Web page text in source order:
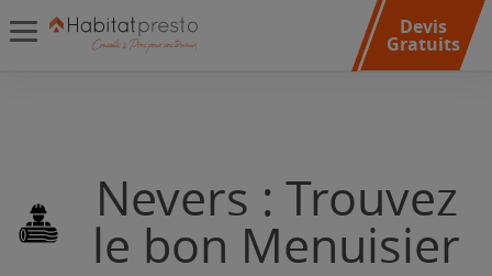
Devis
Gratuits
Nevers : Trouvez
le bon Menuisier